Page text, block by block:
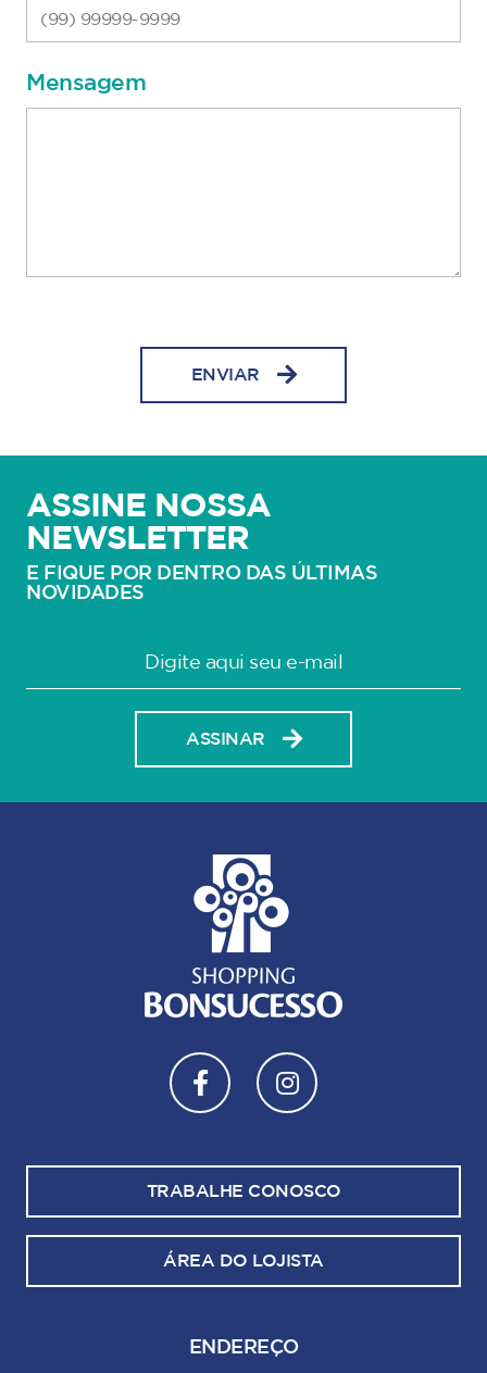
Mensagem
ENVIAR
ASSINE NOSSA
NEWSLETTER
E FIQUE POR DENTRO DAS ÚLTIMAS
NOVIDADES
ASSINAR
TRABALHE CONOSCO
ÁREA DO LOJISTA
ENDEREÇO